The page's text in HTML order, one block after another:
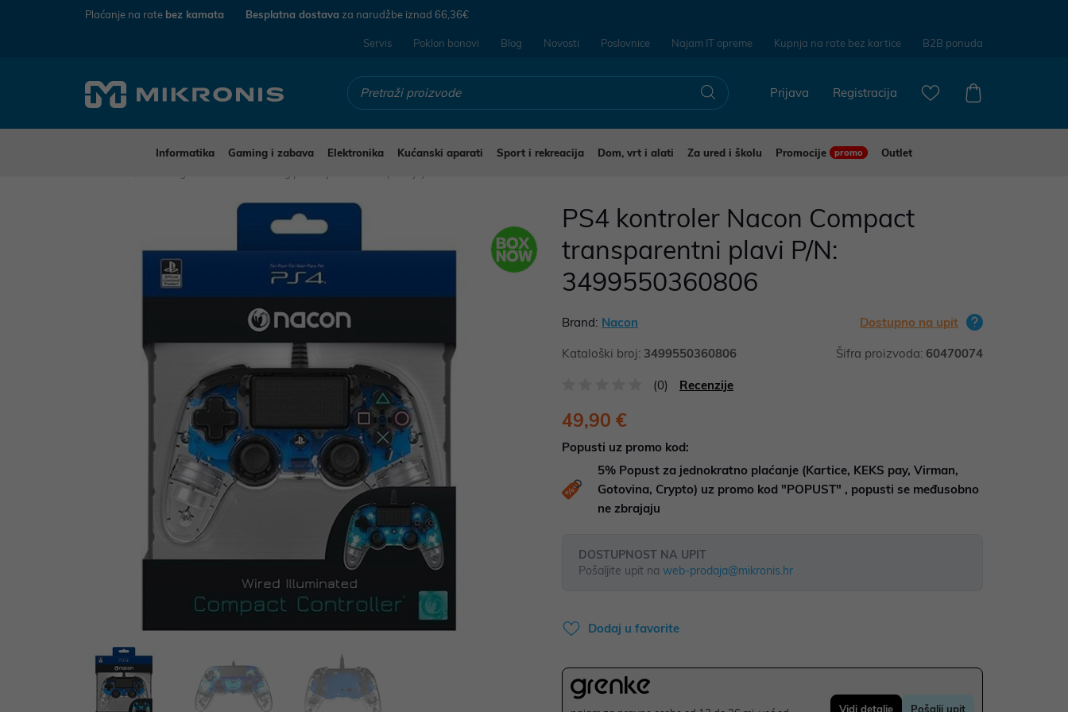
Plaćanje na rate bez kamata Besplatna dostava za narudžbe iznad 66,36€
Servis Poklon bonovi Blog Novosti Poslovnice Najam IT opreme Kupnja na rate bez kartice B2B ponuda
Registracija
Prijava
Informatika Gaming i zabava Elektronika Kućanski aparati Sport i rekreacija Dom, vrt i alati Za ured i školu Promocije promo
Outlet
PS4 kontroler Nacon Compact
transparentni plavi P/N:
3499550360806
Brand: Nacon Dostupno na upit
Kataloški broj: 3499550360806 Šifra proizvoda: 60470074
(0) Recenzije
49,90 €
Popusti uz promo kod:
5% Popust za jednokratno plaćanje (Kartice, KEKS pay, Virman,
Gotovina, Crypto) uz promo kod "POPUST" , popusti se međusobno
ne zbrajaju
DOSTUPNOST NA UPIT
Pošaljite upit na web-prodaja@mikronis.hr
Dodaj u favorite
Vidi detalje Pošalji upit